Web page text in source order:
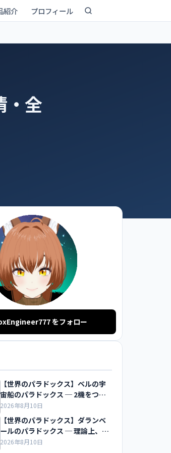
紹介 プロフィール
・全
をフォロー
【世界のパラドックス】ベルの宇
宙船のパラドックス ─ 2機をつな
ぐ糸は切れるのか
2026年8月10日
【世界のパラドックス】ダランベ
ールのパラドックス ─ 理論上、水
の抵抗はゼロになる
2026年8月10日